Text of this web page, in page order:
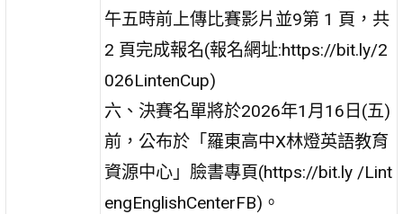
午五時前上傳比賽影片並9第 1 頁，共
2 頁完成報名(報名網址:https://bit.ly/2
026LintenCup)
六、決賽名單將於2026年1月16日(五)
前，公布於「羅東高中X林燈英語教育
資源中心」臉書專頁(https://bit.ly /Lint
engEnglishCenterFB)。